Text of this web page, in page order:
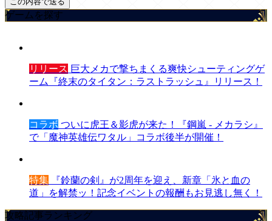
ゲームを探す
リリース 巨大メカで撃ちまくる爽快シューティングゲ
ーム『終末のタイタン：ラストラッシュ』リリース！
コラボ ついに虎王＆影虎が来た！『鋼嵐 - メカラシ』
で「魔神英雄伝ワタル」コラボ後半が開催！
特集 『鈴蘭の剣』が2周年を迎え、新章「氷と血の
道」を解禁ッ！記念イベントの報酬もお見逃し無く！
攻略記事ランキング